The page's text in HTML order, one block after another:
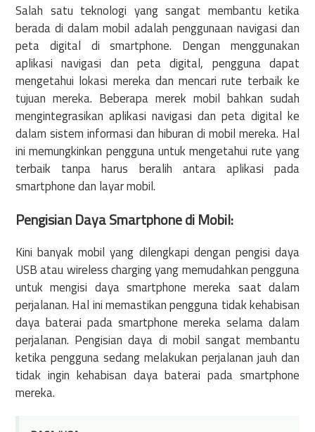
Salah satu teknologi yang sangat membantu ketika
berada di dalam mobil adalah penggunaan navigasi dan
peta digital di smartphone. Dengan menggunakan
aplikasi navigasi dan peta digital, pengguna dapat
mengetahui lokasi mereka dan mencari rute terbaik ke
tujuan mereka. Beberapa merek mobil bahkan sudah
mengintegrasikan aplikasi navigasi dan peta digital ke
dalam sistem informasi dan hiburan di mobil mereka. Hal
ini memungkinkan pengguna untuk mengetahui rute yang
terbaik tanpa harus beralih antara aplikasi pada
smartphone dan layar mobil.
Pengisian Daya Smartphone di Mobil:
Kini banyak mobil yang dilengkapi dengan pengisi daya
USB atau wireless charging yang memudahkan pengguna
untuk mengisi daya smartphone mereka saat dalam
perjalanan. Hal ini memastikan pengguna tidak kehabisan
daya baterai pada smartphone mereka selama dalam
perjalanan. Pengisian daya di mobil sangat membantu
ketika pengguna sedang melakukan perjalanan jauh dan
tidak ingin kehabisan daya baterai pada smartphone
mereka.